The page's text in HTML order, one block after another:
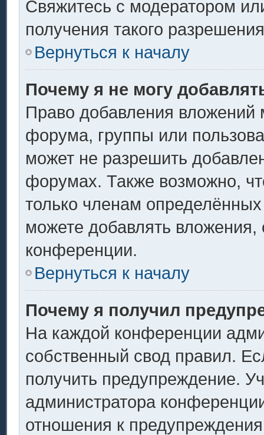
Свяжитесь с модератором
получения такого
Вернуться к началу
Почему я не могу
Право добавления вложений
форума, группы или
может не разрешить
форумах. Также возможно,
только членам
можете добавлять
конференции.
Вернуться к началу
Почему я получил
На каждой конференции
собственный свод правил.
получить предупреждение.
администратора
отношения к